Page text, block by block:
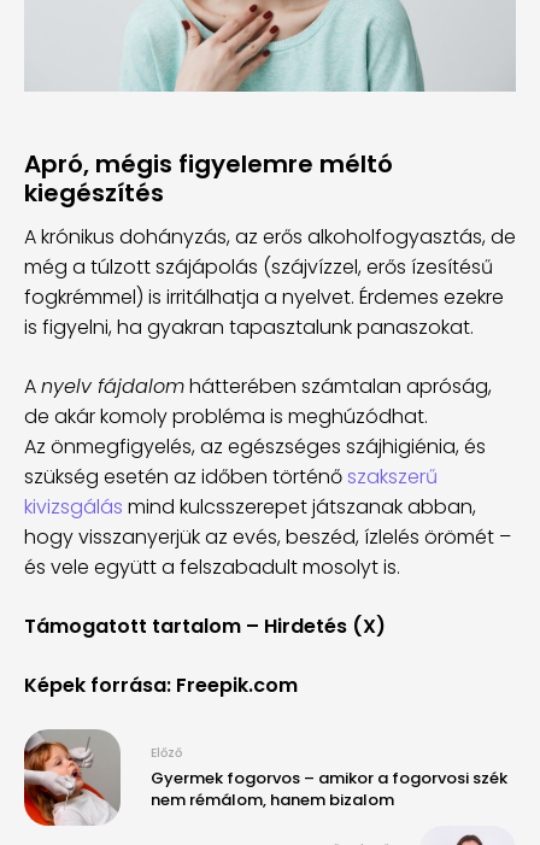
Apró, mégis figyelemre méltó
kiegészítés
A krónikus dohányzás, az erős alkoholfogyasztás, de
még a túlzott szájápolás (szájvízzel, erős ízesítésű
fogkrémmel) is irritálhatja a nyelvet. Érdemes ezekre
is figyelni, ha gyakran tapasztalunk panaszokat.
Anyelv fájdalomhátterében számtalan apróság,
de akár komoly probléma is meghúzódhat.
Az önmegfigyelés, az egészséges szájhigiénia, és
szükség esetén az időben történőszakszerű
kivizsgálás mind kulcsszerepet játszanak abban,
hogy visszanyerjük az evés, beszéd, ízlelés örömét –
és vele együtt a felszabadult mosolyt is.
Támogatott tartalom – Hirdetés (X)
Képek forrása: Freepik.com
Előző
Gyermek fogorvos – amikor a fogorvosi szék
nem rémálom, hanem bizalom